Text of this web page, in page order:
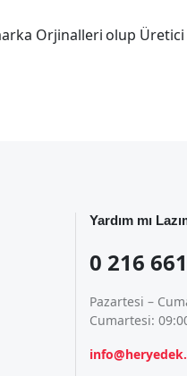
Orjinalleri olup Üretici
Yardım mı
0 216
Pazartesi –
Cumartesi: